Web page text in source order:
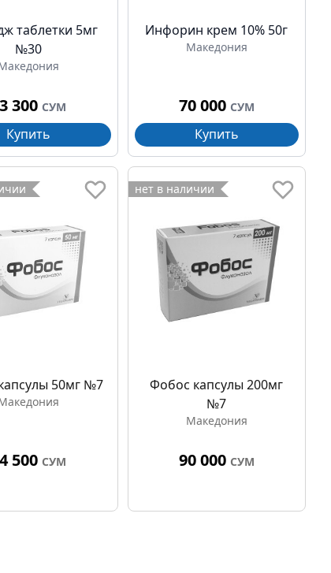
таблетки 5мг
№30
300 СУМ
Купить
Инфорин крем 10% 50г
Македония
70 000 СУМ
Купить
50мг №7
500 СУМ
нет в наличии
Фобос капсулы 200мг
№7
Македония
90 000 СУМ